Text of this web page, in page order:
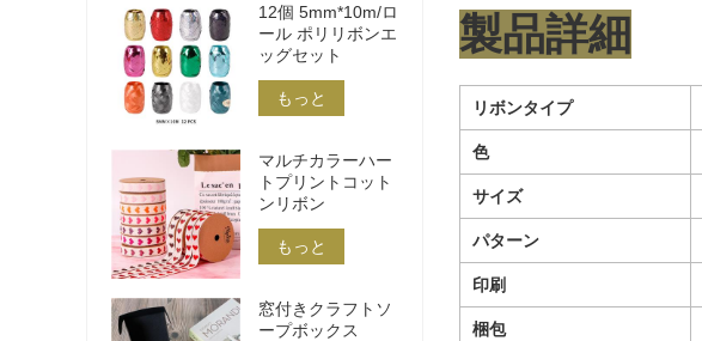
製品詳細
リボンタイプ
色
サイズ
パターン
印刷
梱包
12個 5mm*10m/ロ
ール ポリリボンエ
ッグセット
もっと
マルチカラーハー
トプリントコット
ンリボン
もっと
窓付きクラフトソ
ープボックス